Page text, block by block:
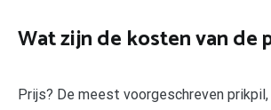
Wat zijn de kosten van de
Prijs? De meest voorgeschreven